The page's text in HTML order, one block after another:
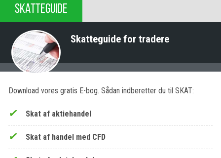
SKATTEGUIDE
Skatteguide for tradere
Download vores gratis E-bog. Sådan indberetter du til SKAT:
Skat af aktiehandel
Skat af handel med CFD